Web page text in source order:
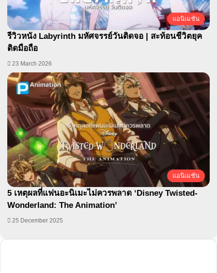
แอนิเมชัน
รีวิวหนัง Labyrinth มหัศจรรย์วันติดจอ | สะท้อนชีวิตยุค
ติดมือถือ
23 March 2026
แอนิเมชัน
5 เหตุผลที่แฟนอะนิเมะไม่ควรพลาด ‘Disney Twisted-
Wonderland: The Animation’
25 December 2025